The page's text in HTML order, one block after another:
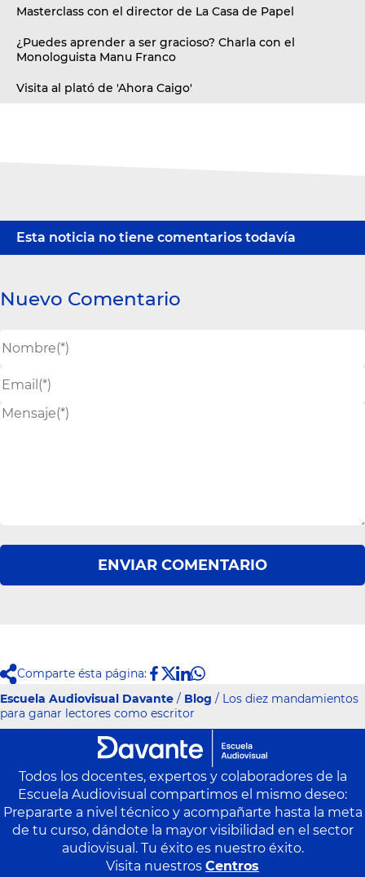
Masterclass con el director de La Casa de Papel
¿Puedes aprender a ser gracioso? Charla con el
Monologuista Manu Franco
Visita al plató de 'Ahora Caigo'
Esta noticia no tiene comentarios todavía
Nuevo Comentario
ENVIAR COMENTARIO
Comparte ésta página:
Escuela Audiovisual Davante / Blog / Los diez mandamientos
para ganar lectores como escritor
Todos los docentes, expertos y colaboradores de la
Escuela Audiovisual compartimos el mismo deseo:
Prepararte a nivel técnico y acompañarte hasta la meta
de tu curso, dándote la mayor visibilidad en el sector
audiovisual. Tu éxito es nuestro éxito.
Visita nuestros Centros